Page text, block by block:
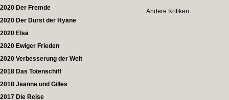
2020 Der Fremde
2020 Der Durst der Hyäne
2020 Elsa
2020 Ewiger Frieden
2020 Verbesserung der Welt
2018 Das Totenschiff
2018 Jeanne und Gilles
2017 Die Reise
Andere Kritiken